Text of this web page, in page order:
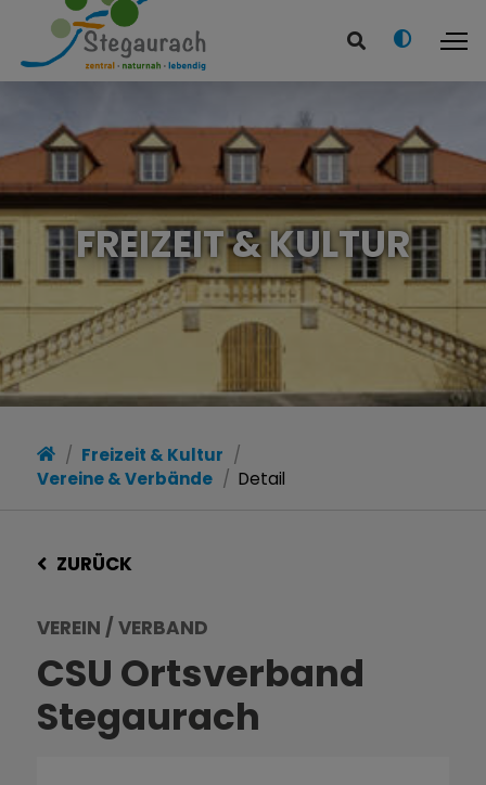
FREIZEIT & KULTUR
Freizeit & Kultur
Vereine & Verbände
Detail
ZURÜCK
VEREIN / VERBAND
CSU Ortsverband
Stegaurach